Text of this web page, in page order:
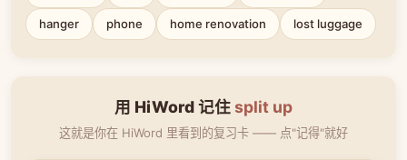
hanger phone home renovation lost luggage
用 HiWord 记住split up
这就是你在 HiWord 里看到的复习卡 —— 点"记得"就好